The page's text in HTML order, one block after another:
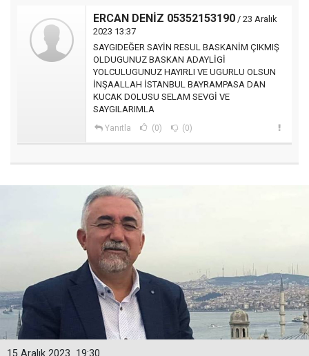
ERCAN DENİZ 05352153190 / 23 Aralık
2023 13:37
SAYGIDEĞER SAYİN RESUL BASKANİM ÇIKMIŞ
OLDUGUNUZ BASKAN ADAYLİGİ
YOLCULUGUNUZ HAYIRLI VE UGURLU OLSUN
İNŞAALLAH İSTANBUL BAYRAMPASA DAN
KUCAK DOLUSU SELAM SEVGİ VE
SAYGILARIMLA
Yanıtla (0) (0)
19:30
15 Aralık 2023